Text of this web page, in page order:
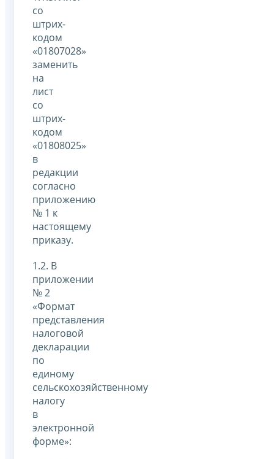
со
штрих-
кодом
«01807028»
заменить
на
лист
со
штрих-
кодом
«01808025»
в
редакции
согласно
приложению
№ 1 к
настоящему
приказу.
1.2. В
приложении
№ 2
«Формат
представления
налоговой
декларации
по
единому
сельскохозяйственному
налогу
в
электронной
форме»: